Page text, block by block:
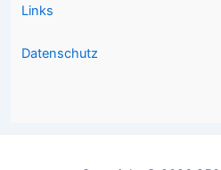
Links
Datenschutz